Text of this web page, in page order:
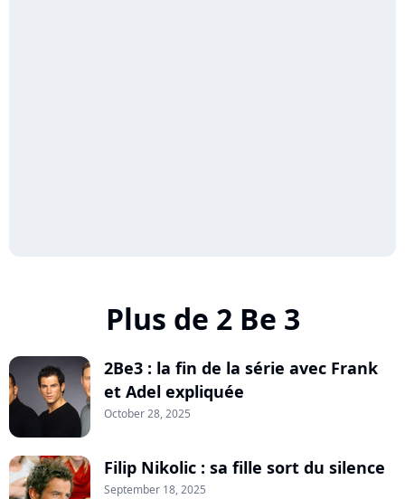
Plus de 2 Be 3
2Be3 : la fin de la série avec Frank
et Adel expliquée
October 28, 2025
Filip Nikolic : sa fille sort du silence
September 18, 2025